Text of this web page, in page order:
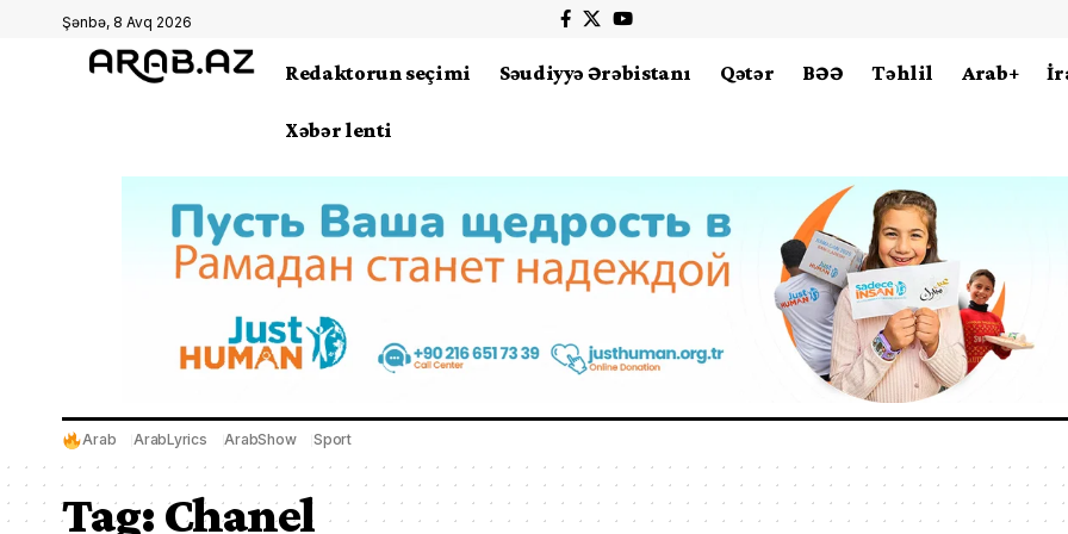
Şənbə, 8 Avq 2026
Redaktorun seçimi Səudiyyə Ərəbistanı Qətər BƏƏ Təhlil Arab+
Xəbər lenti
Arab ArabLyrics ArabShow Sport
Tag: Chanel